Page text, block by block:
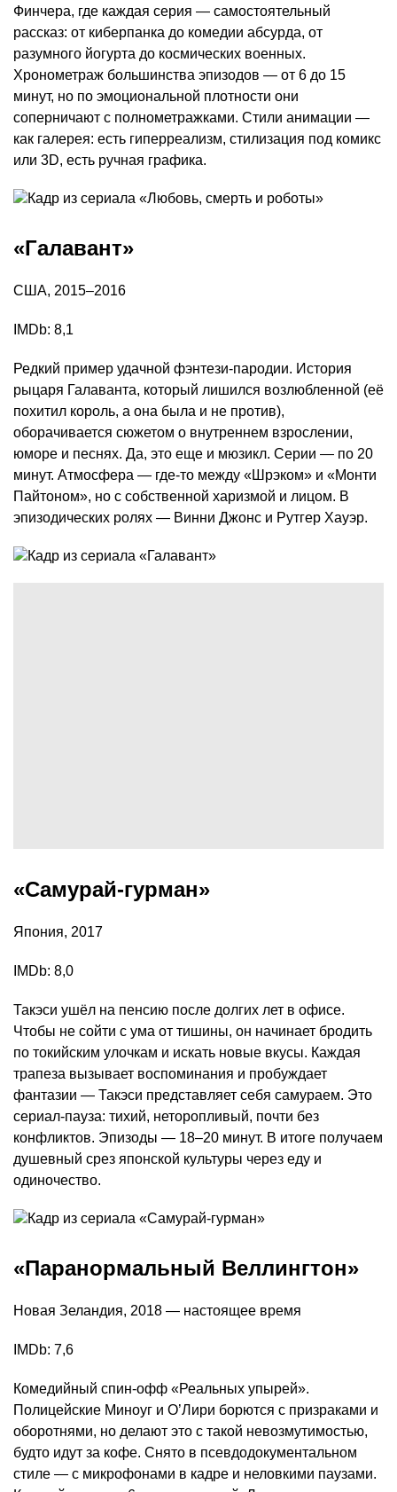
Финчера, где каждая серия — самостоятельный
рассказ: от киберпанка до комедии абсурда, от
разумного йогурта до космических военных.
Хронометраж большинства эпизодов — от 6 до 15
минут, но по эмоциональной плотности они
соперничают с полнометражками. Стили анимации —
как галерея: есть гиперреализм, стилизация под комикс
или 3D, есть ручная графика.
«Галавант»
США, 2015–2016
IMDb: 8,1
Редкий пример удачной фэнтези-пародии. История
рыцаря Галаванта, который лишился возлюбленной (её
похитил король, а она была и не против),
оборачивается сюжетом о внутреннем взрослении,
юморе и песнях. Да, это еще и мюзикл. Серии — по 20
минут. Атмосфера — где-то между «Шрэком» и «Монти
Пайтоном», но с собственной харизмой и лицом. В
эпизодических ролях — Винни Джонс и Рутгер Хауэр.
«Самурай-гурман»
Япония, 2017
IMDb: 8,0
Такэси ушёл на пенсию после долгих лет в офисе.
Чтобы не сойти с ума от тишины, он начинает бродить
по токийским улочкам и искать новые вкусы. Каждая
трапеза вызывает воспоминания и пробуждает
фантазии — Такэси представляет себя самураем. Это
сериал-пауза: тихий, неторопливый, почти без
конфликтов. Эпизоды — 18–20 минут. В итоге получаем
душевный срез японской культуры через еду и
одиночество.
«Паранормальный Веллингтон»
Новая Зеландия, 2018 — настоящее время
IMDb: 7,6
Комедийный спин-офф «Реальных упырей».
Полицейские Миноуг и О’Лири борются с призраками и
оборотнями, но делают это с такой невозмутимостью,
будто идут за кофе. Снято в псевдодокументальном
стиле — с микрофонами в кадре и неловкими паузами.